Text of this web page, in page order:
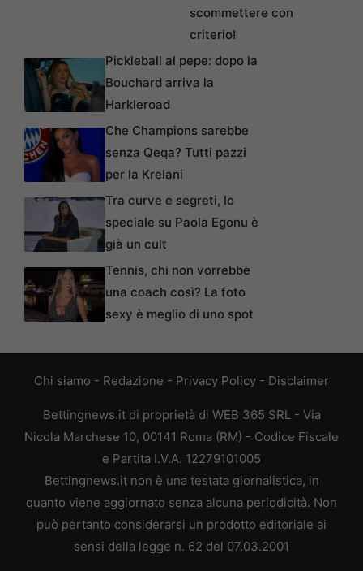
scommettere con
criterio!
Pickleball al pepe: dopo la
Bouchard arriva la
Harkleroad
Che Champions sarebbe
senza Qeqa? Tutti pazzi
per la Krelani
Tra curve e segreti, lo
speciale su Paola Egonu è
già un cult
Tennis, chi non vorrebbe
una coach così? La foto
sexy è meglio di uno spot
Chi siamo - Redazione - Privacy Policy - Disclaimer
Bettingnews.it di proprietà di WEB 365 SRL - Via
Nicola Marchese 10, 00141 Roma (RM) - Codice Fiscale
e Partita I.V.A. 12279101005
Bettingnews.it non è una testata giornalistica, in
quanto viene aggiornato senza alcuna periodicità. Non
può pertanto considerarsi un prodotto editoriale ai
sensi della legge n. 62 del 07.03.2001